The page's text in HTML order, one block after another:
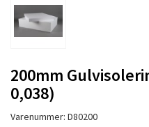
200mm
0,038)
Varenummer: D80200